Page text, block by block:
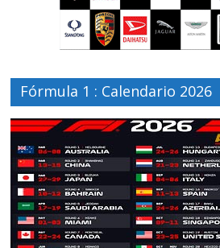
Fórmula 1 : Calendario 2026